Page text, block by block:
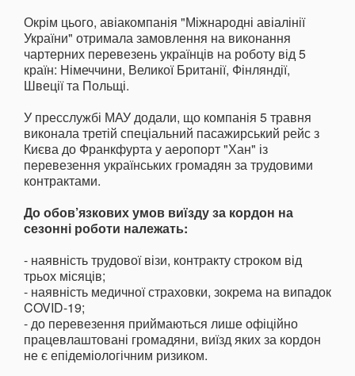
Окрім цього, авіакомпанія "Міжнародні авіалінії
України" отримала замовлення на виконання
чартерних перевезень українців на роботу від 5
країн: Німеччини, Великої Британії, Фінляндії,
Швеції та Польщі.
У пресслужбі МАУ додали, що компанія 5 травня
виконала третій спеціальний пасажирський рейс з
Києва до Франкфурта у аеропорт "Хан" із
перевезення українських громадян за трудовими
контрактами.
До обов’язкових умов виїзду за кордон на
сезонні роботи належать:
- наявність трудової візи, контракту строком від
трьох місяців;
- наявність медичної страховки, зокрема на випадок
COVID-19;
- до перевезення приймаються лише офіційно
працевлаштовані громадяни, виїзд яких за кордон
не є епідеміологічним ризиком.